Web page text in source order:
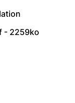
- 2259ko